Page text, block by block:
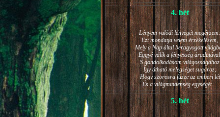
4. hét
Lényem valódi lényegét megérzem:
Ezt mondatja velem érzékelésem,
Mely a Nap által beragyogott
Eggyé válik a fényesség
S gondolkodásom világosságához
Így átható melegséget sugároz,
Hogy szorosra fűzze az emberi lét
És a világmindenség egységét.
5. hét